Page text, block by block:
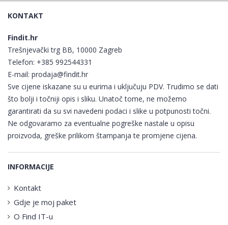
KONTAKT
Findit.hr
Trešnjevački trg BB, 10000 Zagreb
Telefon: +385 992544331
E-mail: prodaja@findit.hr
Sve cijene iskazane su u eurima i uključuju PDV. Trudimo se dati
što bolji i točniji opis i sliku. Unatoč tome, ne možemo
garantirati da su svi navedeni podaci i slike u potpunosti točni.
Ne odgovaramo za eventualne pogreške nastale u opisu
proizvoda, greške prilikom štampanja te promjene cijena.
INFORMACIJE
Kontakt
Gdje je moj paket
O Find IT-u